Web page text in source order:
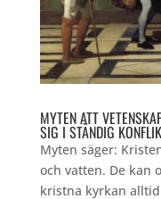
MYTEN ATT
SIG I STÄNDIG
Myten säger:
och vatten. De kan
kristna kyrkan